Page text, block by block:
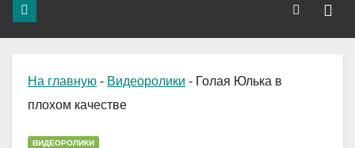
На главную - Видеоролики - Голая Юлька в
плохом качестве
ВИДЕОРОЛИКИ